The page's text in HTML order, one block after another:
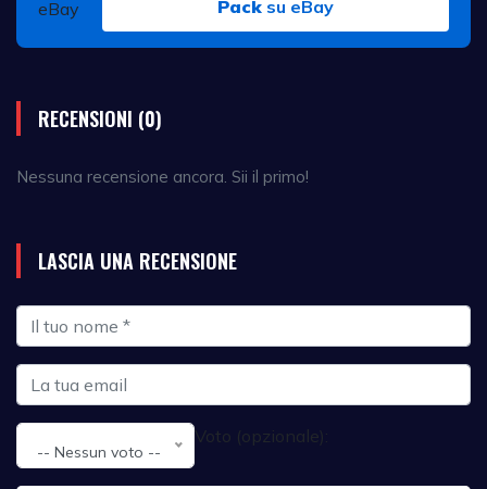
Pack su eBay
RECENSIONI (0)
Nessuna recensione ancora. Sii il primo!
LASCIA UNA RECENSIONE
Voto (opzionale):
-- Nessun voto --